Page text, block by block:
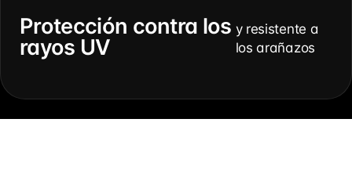
Protección contra los
rayos UV
y resistente a
los arañazos